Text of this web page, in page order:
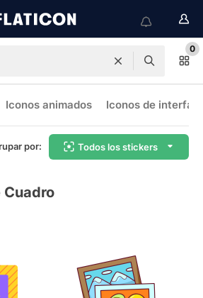
0
Iconos animados Iconos de interfaz
por: Todos los stickers